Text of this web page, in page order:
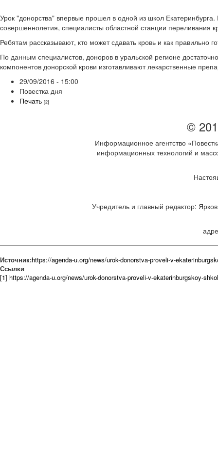
Урок "донорства" впервые прошел в одной из школ
совершеннолетия, специалисты областной станции переливания
Ребятам рассказывают, кто может сдавать кровь и как правильно
По данным специалистов, доноров в уральской регионе
компонентов донорской крови изготавливают лекарственные
29/09/2016 - 15:00
Повестка дня
Печать [2]
©
Информационное агентство
информационных технологий и
Учредитель и главный редактор:
Источник:https://agenda-u.org/news/urok-donorstva-proveli-v-
Ссылки
[1] https://agenda-u.org/news/urok-donorstva-proveli-v-ekaterinburgskoy-